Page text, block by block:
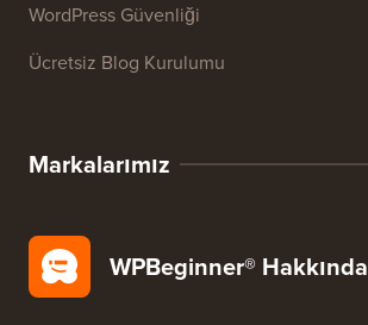
WordPress Güvenliği
Ücretsiz Blog Kurulumu
Markalarımız
WPBeginner® Hakkında